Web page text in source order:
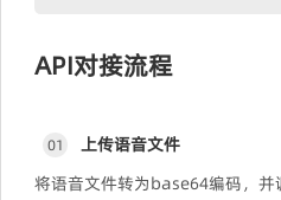
API对接流程
01
上传语音文件
将语音文件转为base64编码，并